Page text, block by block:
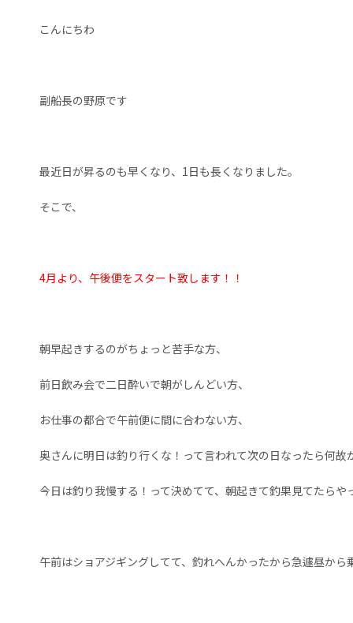
こんにちわ
副船長の野原です
最近日が昇るのも早くなり、1日も長くなりました。
そこで、
4月より、午後便をスタート致します ！！
朝早起きするのがちょっと苦手な方、
前日飲み会で二日酔いで朝がしんどい方、
お仕事の都合で午前便に間に合わない方、
奥さんに明日は釣り行くな！って言われて次の日なったら何
今日は釣り我慢する！って決めてて、朝起きて釣果見てたら
午前はショアジギングしてて、釣れへんかったから急遽昼か